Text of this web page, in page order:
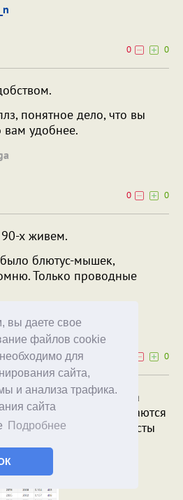
вы даете свое
файлов cookie
для
сайта,
и анализа трафика.
сайта
Подробнее
0
0
понятное дело, что вы
вам удобнее.
0
0
х живем.
блютус-мышек,
Только проводные
0
евро стоят в 3.3 раза
которые продаются
АА стоит 208 руб). Тесты